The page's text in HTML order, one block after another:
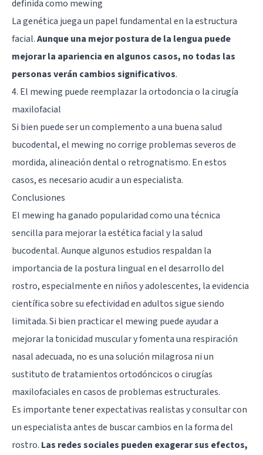
definida como mewing
La genética juega un papel fundamental en la estructura
facial.Aunque una mejor postura de la lengua puede
mejorar la apariencia en algunos casos, no todas las
personas verán cambios significativos.
4. El mewing puede reemplazar la ortodoncia o la cirugía
maxilofacial
Si bien puede ser un complemento a una buena salud
bucodental, el mewing no corrige problemas severos de
mordida, alineación dental o retrognatismo. En estos
casos, es necesario acudir a un especialista.
Conclusiones
El mewing ha ganado popularidad como una técnica
sencilla para mejorar la estética facial y la salud
bucodental. Aunque algunos estudios respaldan la
importancia de la postura lingual en el desarrollo del
rostro, especialmente en niños y adolescentes, la evidencia
científica sobre su efectividad en adultos sigue siendo
limitada. Si bien practicar el mewing puede ayudar a
mejorar la tonicidad muscular y fomenta una respiración
nasal adecuada, no es una solución milagrosa ni un
sustituto de tratamientos ortodóncicos o cirugías
maxilofaciales en casos de problemas estructurales.
Es importante tener expectativas realistas y consultar con
un especialista antes de buscar cambios en la forma del
rostro. Las redes sociales pueden exagerar sus efectos,